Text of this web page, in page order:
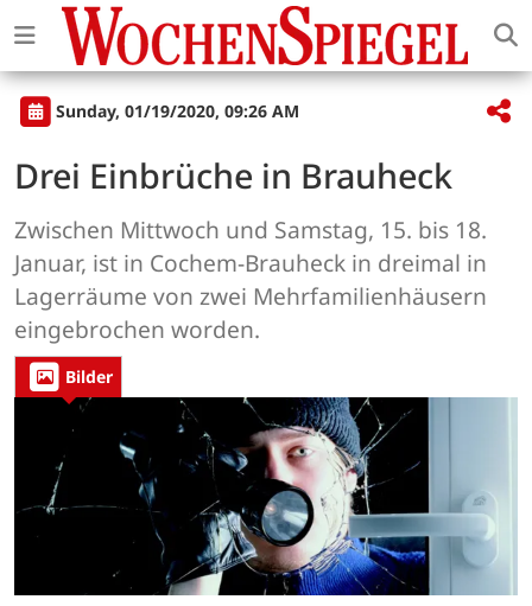
Sunday, 01/19/2020, 09:26 AM
Drei Einbrüche in Brauheck
Zwischen Mittwoch und Samstag, 15. bis 18.
Januar, ist in Cochem-Brauheck in dreimal in
Lagerräume von zwei Mehrfamilienhäusern
eingebrochen worden.
Bilder